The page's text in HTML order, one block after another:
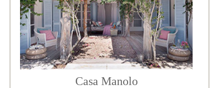
Casa Manolo